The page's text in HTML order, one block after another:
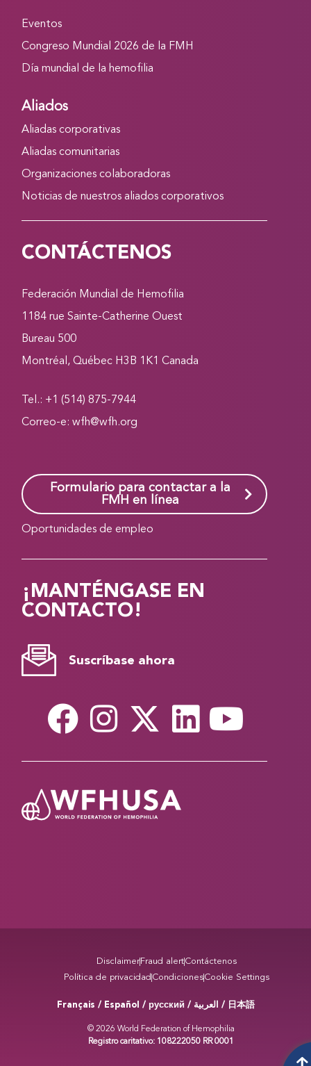
Eventos
Congreso Mundial 2026 de la FMH
Día mundial de la hemofilia
Aliados
Aliadas corporativas
Aliadas comunitarias
Organizaciones colaboradoras
Noticias de nuestros aliados corporativos
CONTÁCTENOS
Federación Mundial de Hemofilia
1184 rue Sainte-Catherine Ouest
Bureau 500
Montréal, Québec H3B 1K1 Canada
Tel.: +1 (514) 875-7944
Correo-e:wfh@wfh.org
Formulario para contactar a la
FMH en línea
Oportunidades de empleo
¡MANTÉNGASE EN
CONTACTO!
Suscríbase ahora
Disclaimer Fraud alertContáctenos
Política de privacidad CondicionesCookie Settings
Français / Español / русский / العربية / 日本語
© 2026 World Federation of Hemophilia
Registro caritativo: 108222050 RR 0001